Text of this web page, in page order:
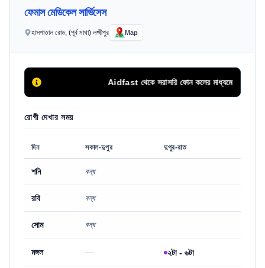
ফেমাস মেডিকেল সার্ভিসেস
হাসপাতাল রোড, (পূর্ব মাথা) লক্ষ্মীপুর Map
Aidfast থেকে সরাসরি ফোন কলের মাধ্যমে অথবা
রোগী দেখার সময়
দিন সকাল-দুপুর দুপুর-রাত
শনি বন্ধ
রবি বন্ধ
সোম বন্ধ
মঙ্গল — ২টা - ৬টা